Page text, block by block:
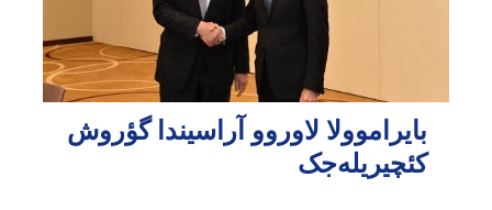
بایراموولا لاوروو آراسیندا گؤروش
کئچیریله‌جک